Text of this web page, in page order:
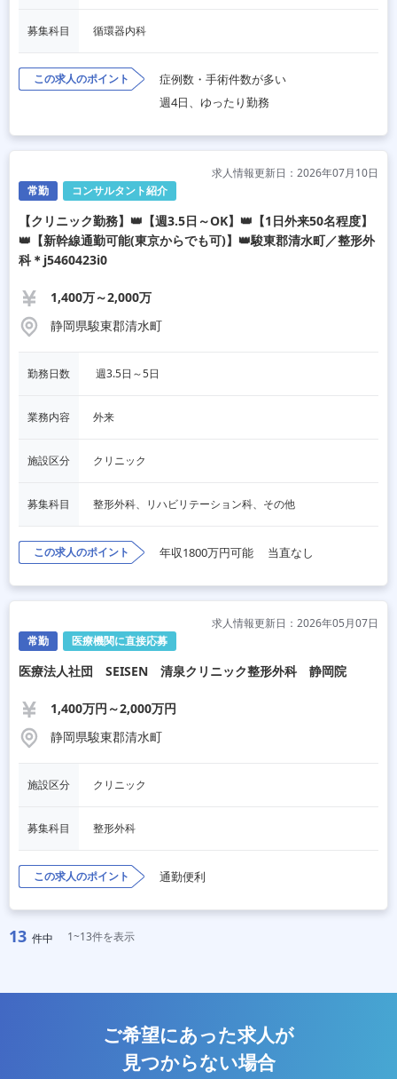
募集科目 循環器内科
この求人のポイント
症例数・手術件数が多い
週4日、ゆったり勤務
常勤 コンサルタント紹介
求人情報更新日：2026年07月10日
【クリニック勤務】👑【週3.5日～OK】👑【1日外来50名程度】
👑【新幹線通勤可能(東京からでも可)】👑駿東郡清水町／整形外
科＊j5460423i0
1,400万～2,000万
静岡県駿東郡清水町
勤務日数 週3.5日～5日
業務内容 外来
施設区分 クリニック
募集科目 整形外科、リハビリテーション科、その他
この求人のポイント 年収1800万円可能 当直なし
常勤 医療機関に直接応募
求人情報更新日：2026年05月07日
医療法人社団 SEISEN 清泉クリニック整形外科 静岡院
1,400万円～2,000万円
静岡県駿東郡清水町
施設区分 クリニック
募集科目 整形外科
この求人のポイント 通勤便利
13 件中 1~13件を表示
ご希望にあった求人が
見つからない場合